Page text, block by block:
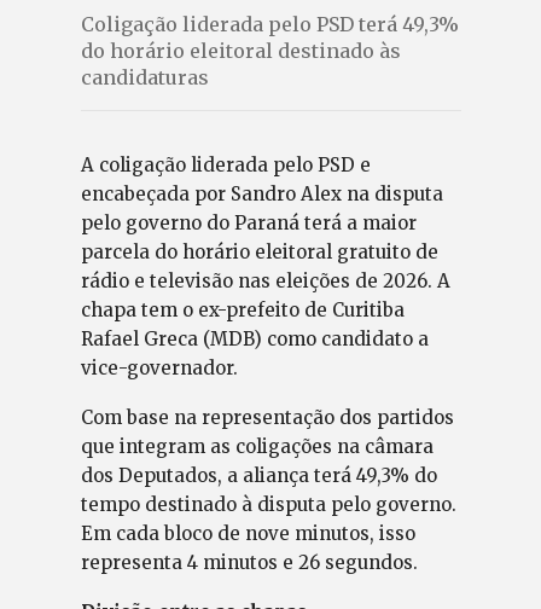
Coligação liderada pelo PSD terá 49,3%
do horário eleitoral destinado às
candidaturas
A coligação liderada pelo PSD e
encabeçada por Sandro Alex na disputa
pelo governo do Paraná terá a maior
parcela do horário eleitoral gratuito de
rádio e televisão nas eleições de 2026. A
chapa tem o ex-prefeito de Curitiba
Rafael Greca (MDB) como candidato a
vice-governador.
Com base na representação dos partidos
que integram as coligações na câmara
dos Deputados, a aliança terá 49,3% do
tempo destinado à disputa pelo governo.
Em cada bloco de nove minutos, isso
representa 4 minutos e 26 segundos.